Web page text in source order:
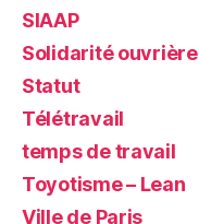
SIAAP
Solidarité ouvrière
Statut
Télétravail
temps de travail
Toyotisme – Lean
Ville de Paris